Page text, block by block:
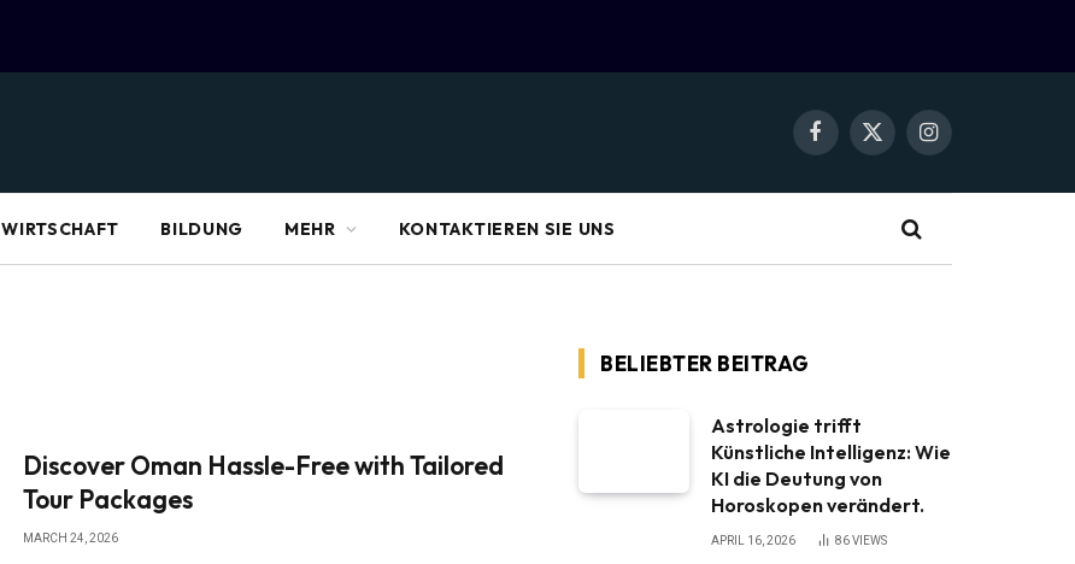
Facebook
X
Instagram
WIRTSCHAFT BILDUNG MEHR KONTAKTIEREN SIE UNS
Discover Oman Hassle-Free with Tailored
Tour Packages
MARCH 24, 2026
BELIEBTER BEITRAG
Astrologie trifft
Künstliche Intelligenz: Wie
KI die Deutung von
Horoskopen verändert.
APRIL 16, 2026 86VIEWS